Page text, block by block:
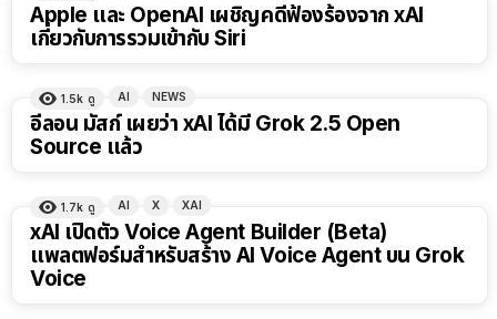
Apple และ OpenAI เผชิญคดีฟ้องร้องจาก xAI
เกี่ยวกับการรวมเข้ากับ Siri
1.5k ดู AI NEWS
อีลอน มัสก์ เผยว่า xAI ได้มี Grok 2.5 Open
Source แล้ว
1.7k ดู AI X XAI
xAI เปิดตัว Voice Agent Builder (Beta)
แพลตฟอร์มสำหรับสร้าง AI Voice Agent บน Grok
Voice